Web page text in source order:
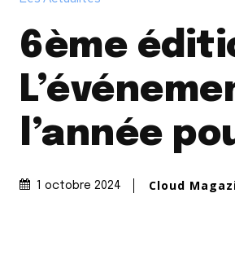
6ème
l’année
1 octobre 2024 Cloud